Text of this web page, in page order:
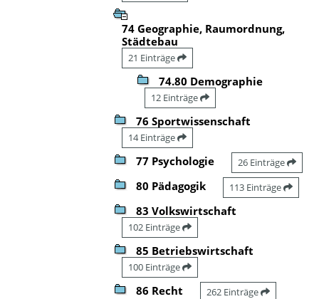
74 Geographie, Raumordnung,
Städtebau
21 Einträge
74.80 Demographie
12 Einträge
76 Sportwissenschaft
14 Einträge
77 Psychologie 26 Einträge
80 Pädagogik 113 Einträge
83 Volkswirtschaft
102 Einträge
85 Betriebswirtschaft
100 Einträge
86 Recht 262 Einträge